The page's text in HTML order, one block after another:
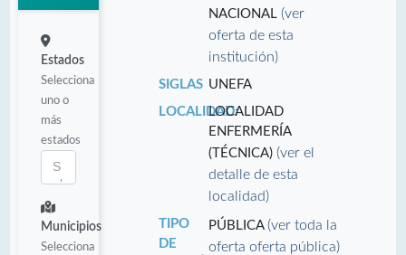
Estados
Selecciona
uno o
más
estados
Municipios
Selecciona
NACIONAL(ver
oferta de esta
institución)
SIGLAS UNEFA
LOCALIDAD:LOCALIDAD
ENFERMERÍA
(TÉCNICA)(ver el
detalle de esta
localidad)
TIPO
DE
PÚBLICA(ver toda la
oferta oferta pública)